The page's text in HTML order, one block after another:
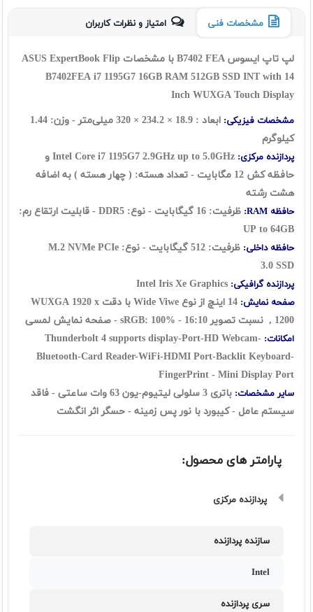
مشخصات فنی امتیاز و نظرات کاربران
لپ تاپ ایسوس B7402 FEA با مشخصات ASUS ExpertBook Flip
B7402FEA i7 1195G7 16GB RAM 512GB SSD INT with 14
Inch WUXGA Touch Display
مشخصات فیزیکی:
ابعاد : 18.9 × 234.2 × 320 میلی‌متر - وزن: 1.44
کیلوگرم
پردازنده مرکزی:
Intel Core i7 1195G7 2.9GHz up to 5.0GHz و
حافظه کش 12 مگابایت - تعداد هسته: ( چهار هسته ) به اضافه
هشت رشته
حافظه RAM:
ظرفیت: 16 گیگابایت - نوع: DDR5 - قابلیت ارتقاع رم:
UP to 64GB
حافظه داخلی: ظرفیت: 512 گیگابایت - نوع:
M.2 NVMe PCIe
3.0 SSD
پردازنده گرافیکی: Intel Iris Xe Graphics
صفحه نمایش:
1920 x
1200 , نسبت تصویر 16:10 - sRGB: 100% - صفحه نمایش لمسی
امکانات: Thunderbolt 4 supports display-Port-HD Webcam-
Bluetooth-Card Reader-WiFi-HDMI Port-Backlit Keyboard-
FingerPrint - Mini Display Port
سایر مشخصات:
باتری 3 سلولی لیتیوم-یون 63 وات ساعتی - فاقد
سیستم عامل - کیبورد با نور پس زمینه - حسگر اثر انگشت
پارامتر های محصول:
پردازنده مرکزی
سازنده پردازنده
Intel
سری پردازنده